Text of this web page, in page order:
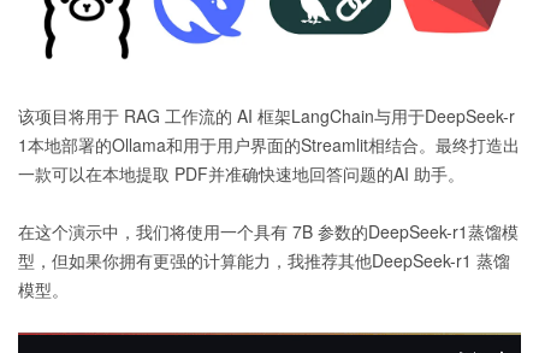
该项目将用于 RAG 工作流的 AI 框架LangChain与用于DeepSeek-r
1本地部署的Ollama和用于用户界面的Streamlit相结合。最终打造出
一款可以在本地提取 PDF并准确快速地回答问题的AI 助手。
在这个演示中，我们将使用一个具有 7B 参数的DeepSeek-r1蒸馏模
型，但如果你拥有更强的计算能力，我推荐其他DeepSeek-r1 蒸馏
模型。